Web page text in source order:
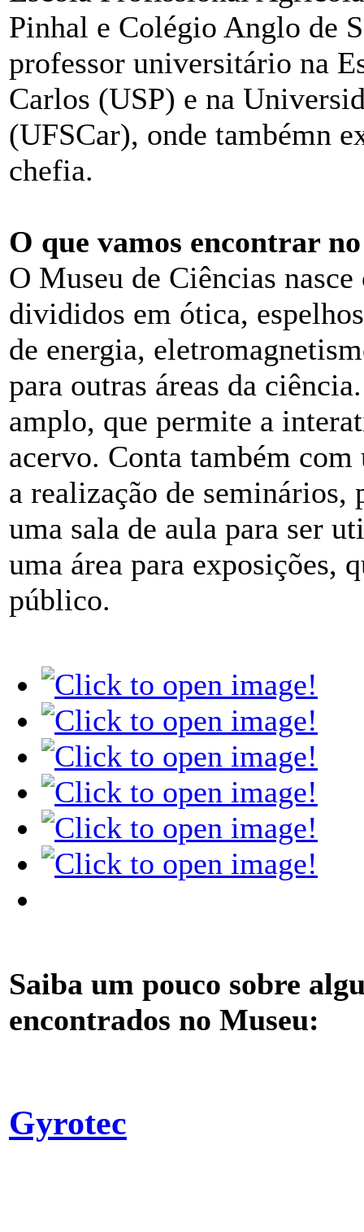
Pinhal e Colégio Anglo de
professor universitário na
Carlos (USP) e na
(UFSCar), onde tambémn
chefia.
O que vamos encontrar
O Museu de Ciências
divididos em ótica,
de energia,
para outras áreas da
amplo, que permite a
acervo. Conta também
a realização de seminários,
uma sala de aula para ser
uma área para exposições,
público.
Saiba um pouco sobre
encontrados no Museu:
Gyrotec